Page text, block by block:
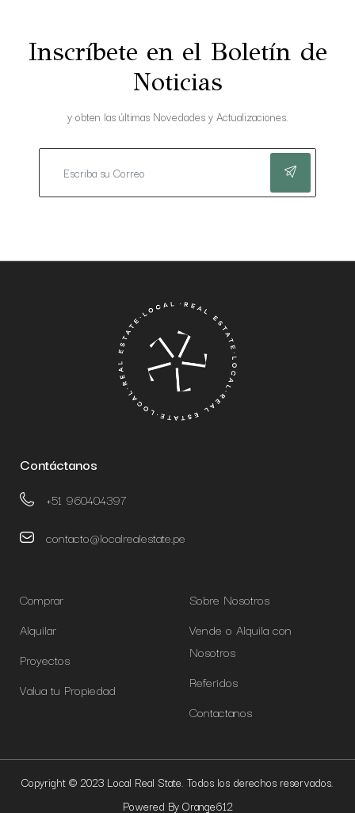
Inscríbete en el Boletín de
Noticias
y obten las últimas Novedades y Actualizaciones.
Contáctanos
+51 960404397
contacto@localrealestate.pe
Comprar
Alquilar
Proyectos
Valua tu Propiedad
Sobre Nosotros
Vende o Alquila con
Nosotros
Referidos
Contactanos
Copyright © 2023 Local Real State. Todos los derechos reservados.
Powered By Orange612